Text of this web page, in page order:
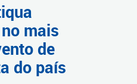
mais
de
do país